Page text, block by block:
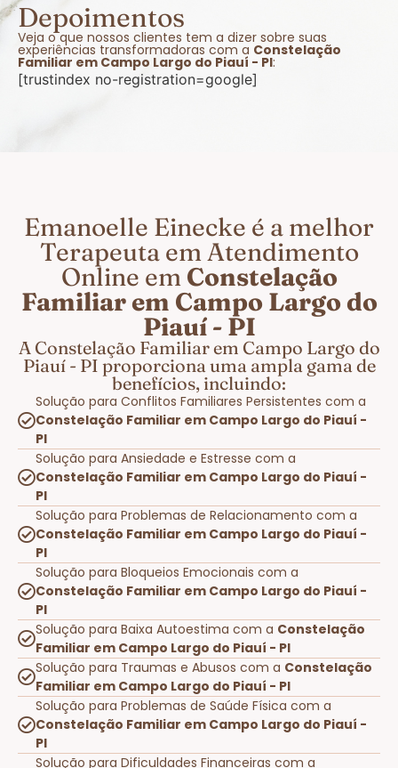
Depoimentos
Veja o que nossos clientes tem a dizer sobre suas
experiências transformadoras com a Constelação
Familiar em Campo Largo do Piauí - PI:
[trustindex no-registration=google]
Emanoelle Einecke é a melhor
Terapeuta em Atendimento
Online em Constelação
Familiar em Campo Largo do
Piauí - PI
A Constelação Familiar em Campo Largo do
Piauí - PI proporciona uma ampla gama de
benefícios, incluindo:
Solução para Conflitos Familiares Persistentes com a
Constelação Familiar em Campo Largo do Piauí -
PI
Solução para Ansiedade e Estresse com a
Constelação Familiar em Campo Largo do Piauí -
PI
Solução para Problemas de Relacionamento com a
Constelação Familiar em Campo Largo do Piauí -
PI
Solução para Bloqueios Emocionais com a
Constelação Familiar em Campo Largo do Piauí -
PI
Solução para Baixa Autoestima com a Constelação
Familiar em Campo Largo do Piauí - PI
Solução para Traumas e Abusos com a Constelação
Familiar em Campo Largo do Piauí - PI
Solução para Problemas de Saúde Física com a
Constelação Familiar em Campo Largo do Piauí -
PI
Solução para Dificuldades Financeiras com a